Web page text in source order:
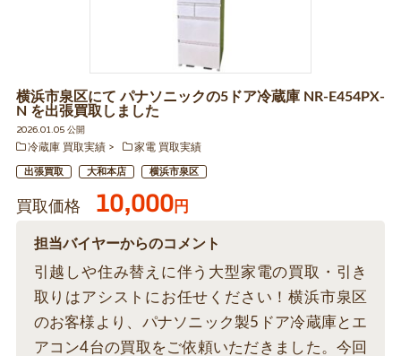
横浜市泉区にて パナソニックの5ドア冷蔵庫 NR-E454PX-
N を出張買取しました
2026.01.05 公開
冷蔵庫 買取実績
家電 買取実績
出張買取 大和本店 横浜市泉区
買取価格 10,000円
担当バイヤーからのコメント
引越しや住み替えに伴う大型家電の買取・引き
取りはアシストにお任せください！横浜市泉区
のお客様より、パナソニック製5ドア冷蔵庫とエ
アコン4台の買取をご依頼いただきました。今回